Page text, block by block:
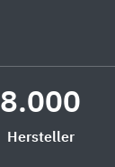
8.000
Hersteller